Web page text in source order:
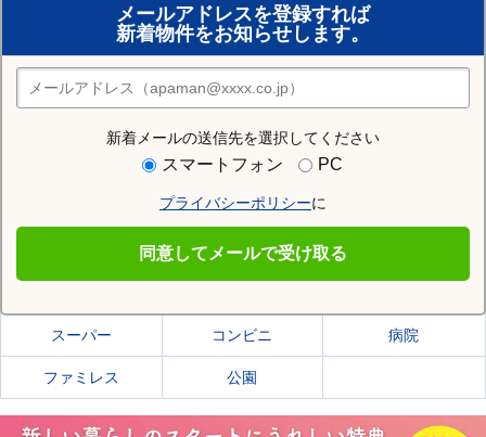
メールアドレスを登録すれば
新着物件をお知らせします。
新着メールの送信先を選択してください
スマートフォン PC
プライバシーポリシーに
同意してメールで受け取る
おまかせ物件リクエスト
住みたい街の店舗を探す
店舗検索
住む街研究所で横手市の情報を見る
横手市の施設一覧
スーパー コンビニ 病院
ファミレス 公園